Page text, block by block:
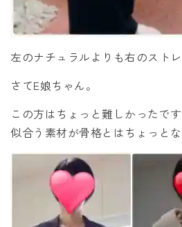
左のナチュラルよりも右のスト
さてE娘ちゃん。
この方はちょっと難しかったです
似合う素材が骨格とはちょっとな